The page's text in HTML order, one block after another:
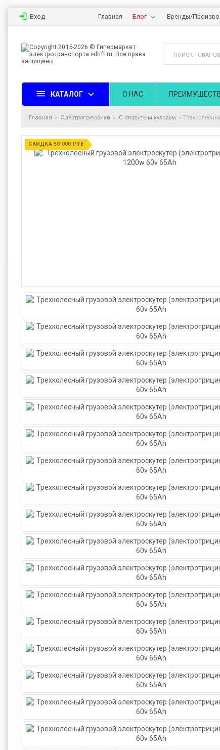
Вход Главная Блог Бренды/
КАТАЛОГ О НАС
Главная Электрогрузовики С открытым кузовом
СКИДКА 50 000 РУБ